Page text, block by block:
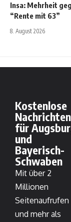
Insa: Mehrheit
“Rente mit 63”
8. August 2026
Kostenlose
Nachrichten
für
und
Bayerisch-
Schwaben
Mit über 2
Millionen
Seitenaufrufen
und mehr als